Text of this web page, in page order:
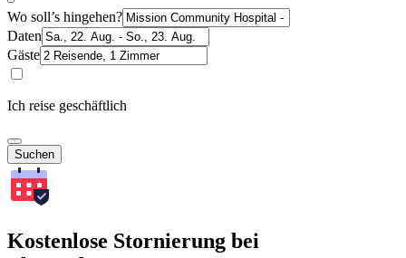
Wo soll’s hingehen?
Daten
Gäste
Ich reise geschäftlich
Suchen
Kostenlose Stornierung bei